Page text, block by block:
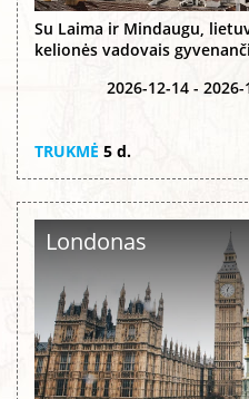
Su Laima ir Mindaugu,
kelionės vadovais
2026-12-14 -
TRUKMĖ 5 d.
Londonas